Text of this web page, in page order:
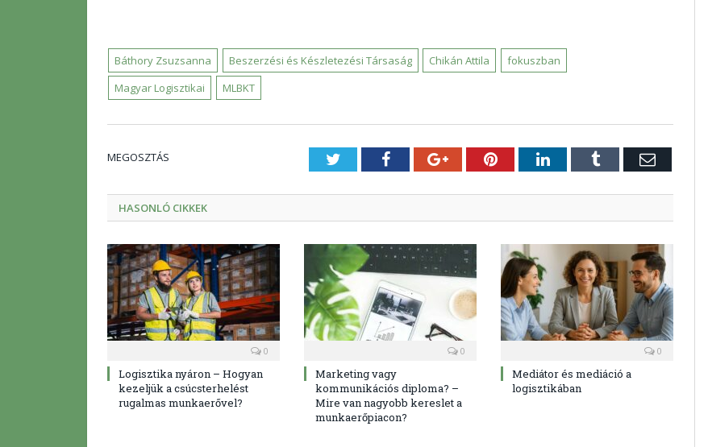
Báthory Zsuzsanna Beszerzési és Készletezési Társaság Chikán Attila
fokuszban
Magyar Logisztikai
MLBKT
MEGOSZTÁS TwitterFacebookGoogle+PinterestLinkedInTumblr E-
HASONLÓ CIKKEK
0
Logisztika nyáron – Hogyan
kezeljük a csúcsterhelést
rugalmas munkaerővel?
0
Marketing vagy
kommunikációs diploma? –
Mire van nagyobb kereslet a
munkaerőpiacon?
0
Mediátor és mediáció a
logisztikában